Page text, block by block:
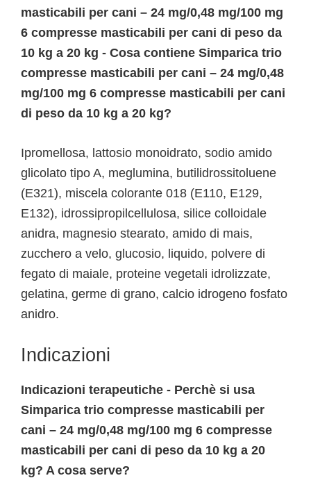
masticabili per cani – 24 mg/0,48 mg/100 mg
6 compresse masticabili per cani di peso da
10 kg a 20 kg - Cosa contiene Simparica trio
compresse masticabili per cani – 24 mg/0,48
mg/100 mg 6 compresse masticabili per cani
di peso da 10 kg a 20 kg?
Ipromellosa, lattosio monoidrato, sodio amido
glicolato tipo A, meglumina, butilidrossitoluene
(E321), miscela colorante 018 (E110, E129,
E132), idrossipropilcellulosa, silice colloidale
anidra, magnesio stearato, amido di mais,
zucchero a velo, glucosio, liquido, polvere di
fegato di maiale, proteine vegetali idrolizzate,
gelatina, germe di grano, calcio idrogeno fosfato
anidro.
Indicazioni
Indicazioni terapeutiche - Perchè si usa
Simparica trio compresse masticabili per
cani – 24 mg/0,48 mg/100 mg 6 compresse
masticabili per cani di peso da 10 kg a 20
kg? A cosa serve?